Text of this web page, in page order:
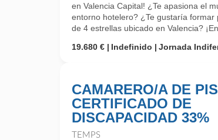
en Valencia Capital! ¿Te apasiona el
entorno hotelero? ¿Te gustaría
de 4 estrellas ubicado en Valencia?
19.680 €
Indefinido Jornada
CAMARERO/A DE
CERTIFICADO DE
DISCAPACIDAD 33%
TEMPS